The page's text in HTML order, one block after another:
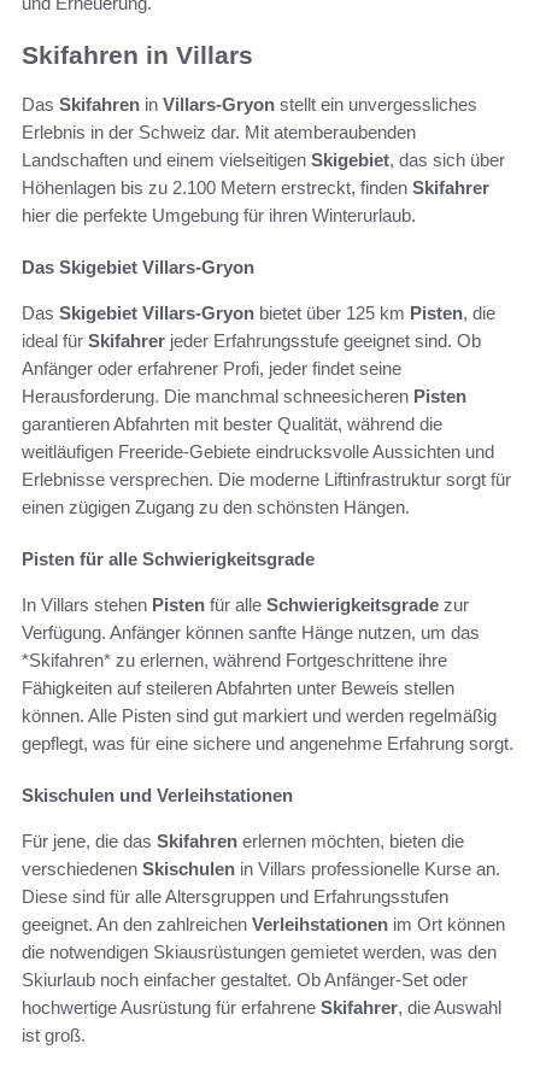
Skifahren in Villars
Das Skifahren in Villars-Gryon stellt ein unvergessliches
Erlebnis in der Schweiz dar. Mit atemberaubenden
Landschaften und einem vielseitigen Skigebiet, das sich über
Höhenlagen bis zu 2.100 Metern erstreckt, finden Skifahrer
hier die perfekte Umgebung für ihren Winterurlaub.
Das Skigebiet Villars-Gryon
Das Skigebiet Villars-Gryon bietet über 125 km Pisten, die
ideal für Skifahrer jeder Erfahrungsstufe geeignet sind. Ob
Anfänger oder erfahrener Profi, jeder findet seine
Herausforderung. Die manchmal schneesicheren Pisten
garantieren Abfahrten mit bester Qualität, während die
weitläufigen Freeride-Gebiete eindrucksvolle Aussichten und
Erlebnisse versprechen. Die moderne Liftinfrastruktur sorgt für
einen zügigen Zugang zu den schönsten Hängen.
Pisten für alle Schwierigkeitsgrade
In Villars stehen Pisten für alle Schwierigkeitsgrade zur
Verfügung. Anfänger können sanfte Hänge nutzen, um das
*Skifahren* zu erlernen, während Fortgeschrittene ihre
Fähigkeiten auf steileren Abfahrten unter Beweis stellen
können. Alle Pisten sind gut markiert und werden regelmäßig
gepflegt, was für eine sichere und angenehme Erfahrung sorgt.
Skischulen und Verleihstationen
Für jene, die das Skifahren erlernen möchten, bieten die
verschiedenen Skischulen in Villars professionelle Kurse an.
Diese sind für alle Altersgruppen und Erfahrungsstufen
geeignet. An den zahlreichen Verleihstationen im Ort können
die notwendigen Skiausrüstungen gemietet werden, was den
Skiurlaub noch einfacher gestaltet. Ob Anfänger-Set oder
hochwertige Ausrüstung für erfahrene Skifahrer, die Auswahl
ist groß.